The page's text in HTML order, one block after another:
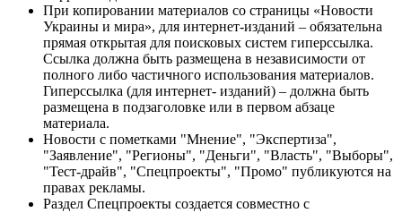
При копировании материалов со страницы «Новости
Украины и мира», для интернет-изданий – обязательна
прямая открытая для поисковых систем гиперссылка.
Ссылка должна быть размещена в независимости от
полного либо частичного использования материалов.
Гиперссылка (для интернет- изданий) – должна быть
размещена в подзаголовке или в первом абзаце
материала.
Новости с пометками "Мнение", "Экспертиза",
"Заявление", "Регионы", "Деньги", "Власть", "Выборы",
"Тест-драйв", "Спецпроекты", "Промо" публикуются на
правах рекламы.
Раздел Спецпроекты создается совместно с